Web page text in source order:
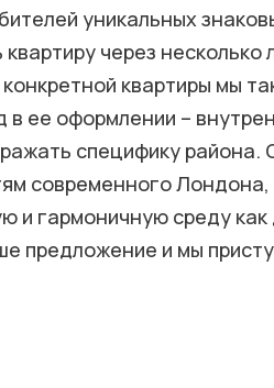
уникальных
через несколько
квартиры мы
ее оформлении –
специфику района.
современного
и гармоничную среду как
предложение и мы